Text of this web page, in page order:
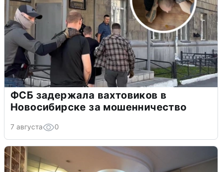
ФСБ задержала вахтовиков в
Новосибирске за мошенничество
7 августа 0